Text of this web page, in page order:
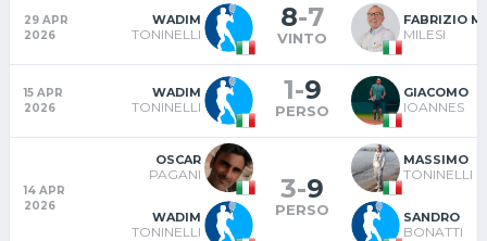
29 APR
2026
WADIM
TONINELLI
8-7
VINTO
FABRIZIO
MILESI
15 APR
2026
WADIM
TONINELLI
1-9
PERSO
GIACOMO
IOANNES
14 APR
2026
OSCAR
PAGANI
WADIM
TONINELLI
3-9
PERSO
MASSIMO
TONINELLI
SANDRO
BONATTI